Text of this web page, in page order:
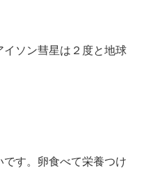
イソン彗星は２度と地球
す。卵食べて栄養つけ